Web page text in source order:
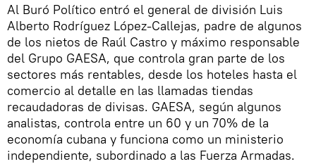
Al Buró Político entró el general de división Luis
Alberto Rodríguez López-Callejas, padre de algunos
de los nietos de Raúl Castro y máximo responsable
del Grupo GAESA, que controla gran parte de los
sectores más rentables, desde los hoteles hasta el
comercio al detalle en las llamadas tiendas
recaudadoras de divisas. GAESA, según algunos
analistas, controla entre un 60 y un 70% de la
economía cubana y funciona como un ministerio
independiente, subordinado a las Fuerza Armadas.